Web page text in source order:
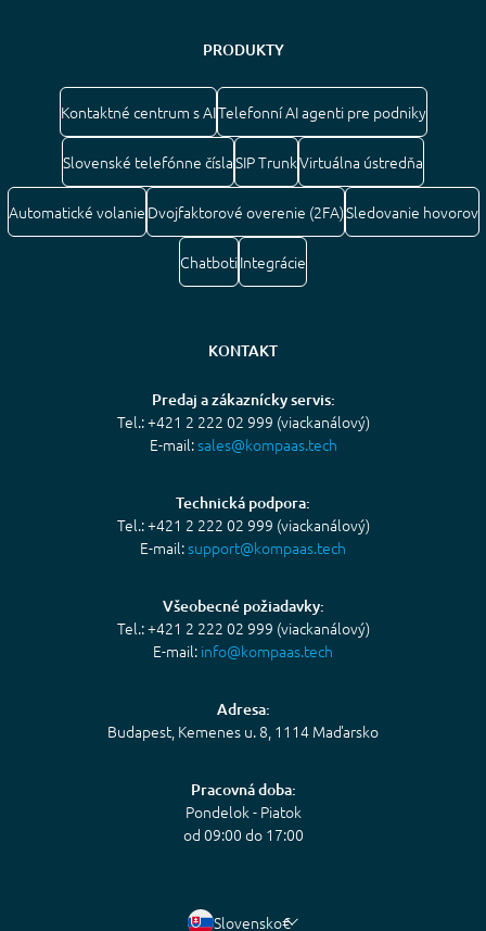
PRODUKTY
Kontaktné centrum s AITelefonní AI agenti pre podniky
Slovenské telefónne číslaSIP TrunkVirtuálna ústredňa
Automatické volanie Dvojfaktorové overenie (2FA)Sledovanie hovorov
ChatbotiIntegrácie
KONTAKT
Predaj a zákaznícky servis:
Tel.: +421 2 222 02 999 (viackanálový)
E-mail:sales@kompaas.tech
Technická podpora:
Tel.: +421 2 222 02 999 (viackanálový)
E-mail:support@kompaas.tech
Všeobecné požiadavky:
Tel.: +421 2 222 02 999 (viackanálový)
E-mail: info@kompaas.tech
Adresa:
Budapest, Kemenes u. 8, 1114 Maďarsko
Pracovná doba:
Pondelok - Piatok
od 09:00 do 17:00
Slovensko€